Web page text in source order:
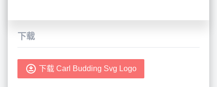
下载
下载 Carl Budding Svg Logo